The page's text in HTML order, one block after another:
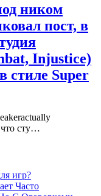
ником
пост, в
Injustice)
стиле Super
что сту…
игр?
Часто